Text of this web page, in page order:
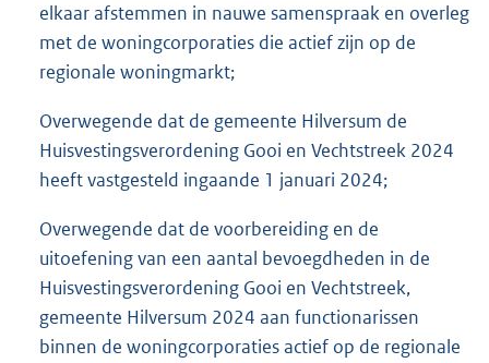
elkaar afstemmen in nauwe samenspraak en overleg
met de woningcorporaties die actief zijn op de
regionale woningmarkt;
Overwegende dat de gemeente Hilversum de
Huisvestingsverordening Gooi en Vechtstreek 2024
heeft vastgesteld ingaande 1 januari 2024;
Overwegende dat de voorbereiding en de
uitoefening van een aantal bevoegdheden in de
Huisvestingsverordening Gooi en Vechtstreek,
gemeente Hilversum 2024 aan functionarissen
binnen de woningcorporaties actief op de regionale